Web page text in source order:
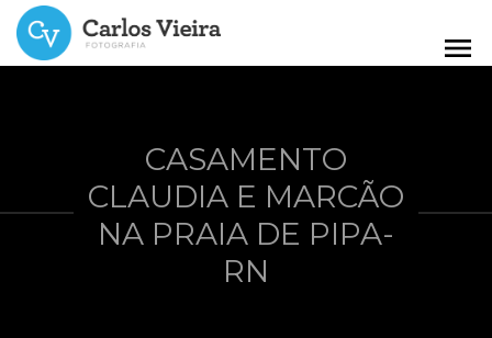
menu
CASAMENTO
CLAUDIA E MARCÃO
NA PRAIA DE PIPA-
RN